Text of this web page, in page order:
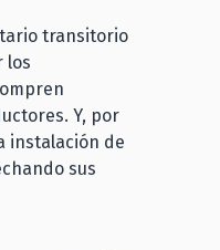
transitorio
los
Y, por
instalación de
sus